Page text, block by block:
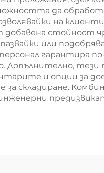
да
на
стойност
или
гарантира по-
Допълнително, тези
и опции за
складиране.